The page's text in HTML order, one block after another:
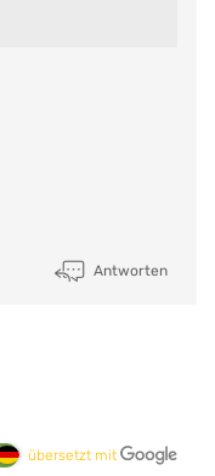
Antworten
übersetzt mit